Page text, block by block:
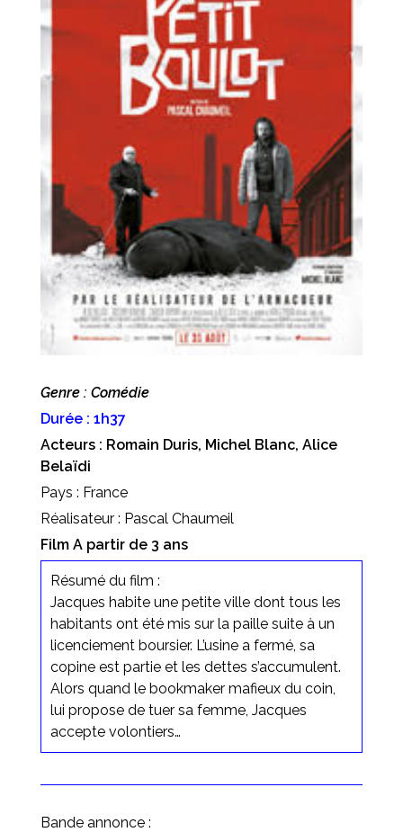
Genre : Comédie
Durée : 1h37
Acteurs : Romain Duris, Michel Blanc, Alice
Belaïdi
Pays : France
Réalisateur : Pascal Chaumeil
Film A partir de 3 ans
Résumé du film :
Jacques habite une petite ville dont tous les
habitants ont été mis sur la paille suite à un
licenciement boursier. L’usine a fermé, sa
copine est partie et les dettes s’accumulent.
Alors quand le bookmaker mafieux du coin,
lui propose de tuer sa femme, Jacques
accepte volontiers…
Bande annonce :